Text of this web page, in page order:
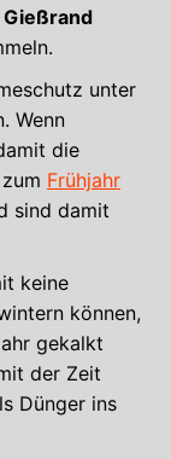
Gießrand
unter
Wenn
die
Frühjahr
sind damit
keine
können,
gekalkt
der Zeit
Dünger ins